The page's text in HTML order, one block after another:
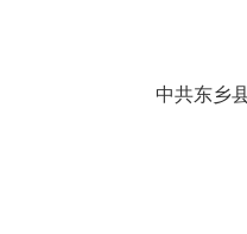
中共东乡